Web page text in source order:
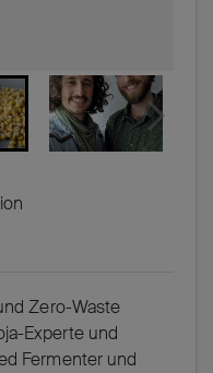
Zero-Waste
Experte und
Fermenter und